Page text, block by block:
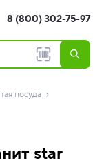
8 (800) 302-75-97
посуда
star